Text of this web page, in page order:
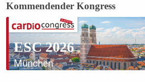
Kommendender Kongress
ESC 2026
München